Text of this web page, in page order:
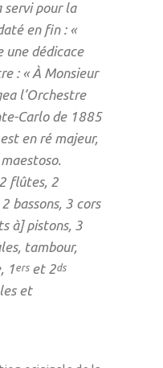
servi pour la
en fin : «
une dédicace
: « À Monsieur
l’Orchestre
Carlo de 1885
en rémajeur,
.
flûtes, 2
bassons, 3 cors
à] pistons, 3
tambour,
1erset 2ds
et